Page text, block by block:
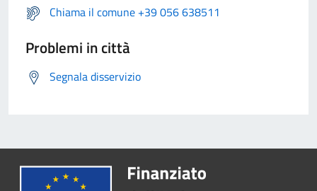
Chiama il comune +39 056 638511
Problemi in città
Segnala disservizio